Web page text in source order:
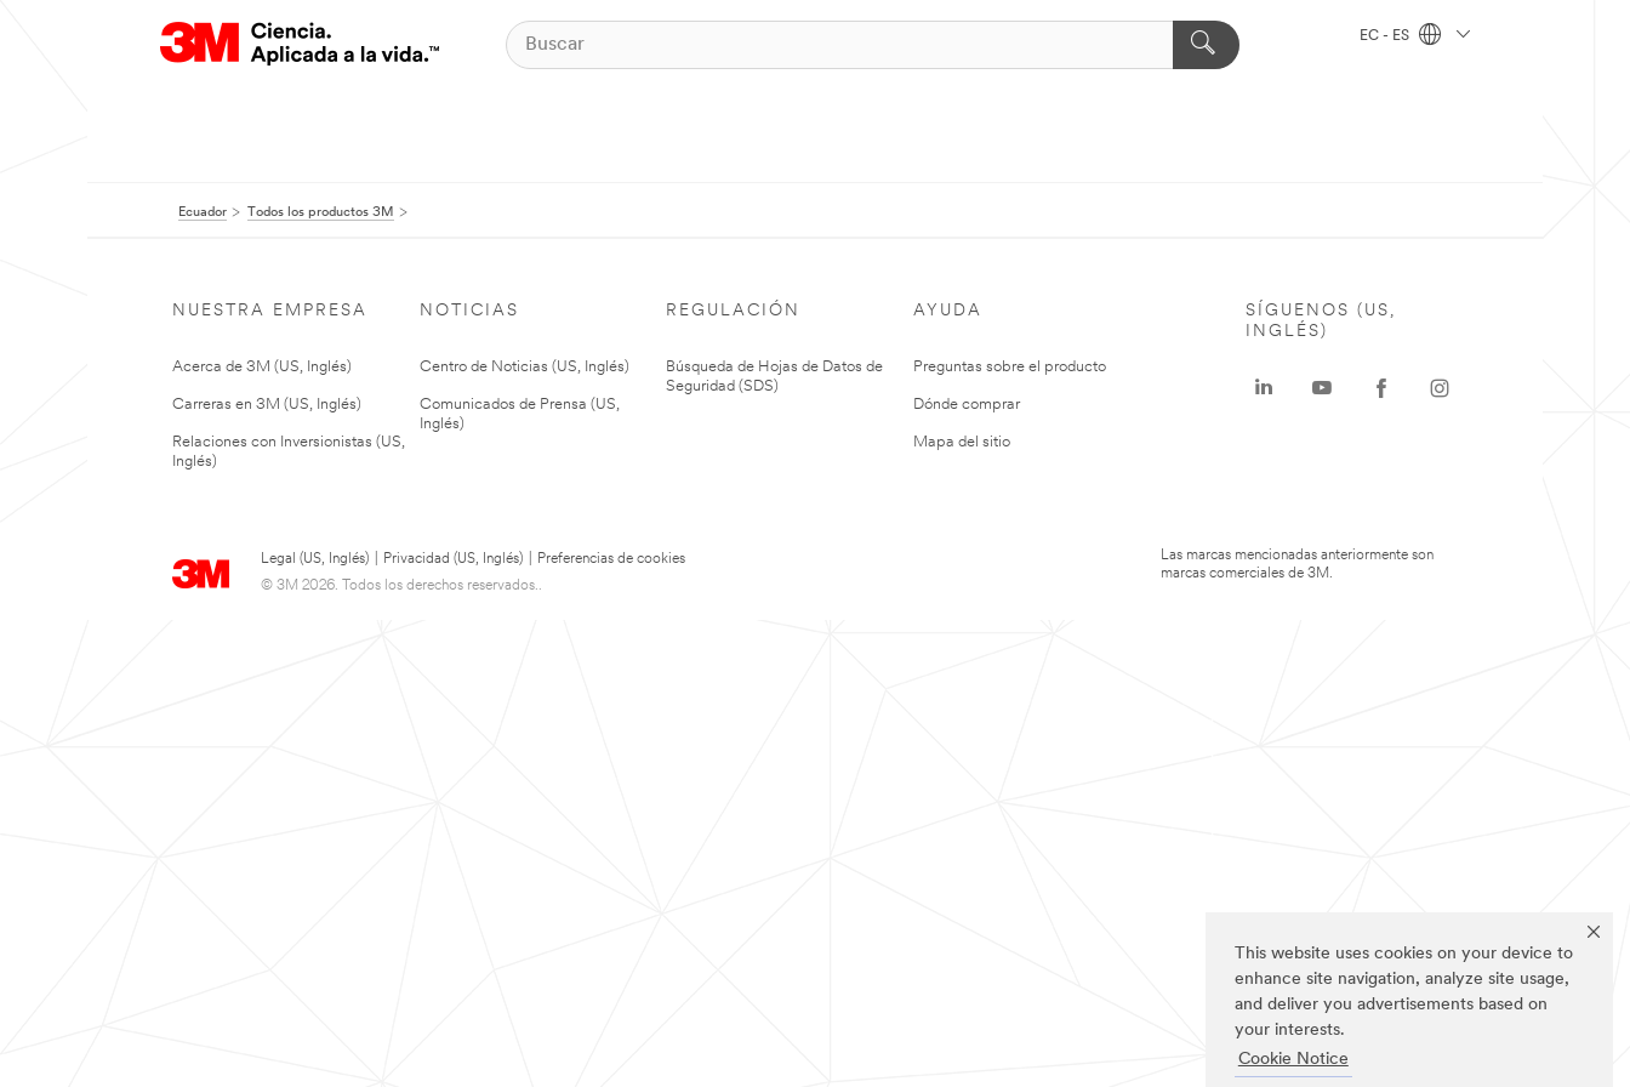
This website uses cookies on your device to
enhance site navigation, analyze site usage,
and deliver you advertisements based on
your interests.
Cookie Notice
EC - ES
Ecuador Todos los productos 3M
NUESTRA EMPRESA
Acerca de 3M (US, Inglés)
Carreras en 3M (US, Inglés)
Relaciones con Inversionistas (US,
Inglés)
NOTICIAS
Centro de Noticias (US, Inglés)
Comunicados de Prensa (US,
Inglés)
REGULACIÓN
Búsqueda de Hojas de Datos de
Seguridad (SDS)
AYUDA
Preguntas sobre el producto
Dónde comprar
Mapa del sitio
Legal (US, Inglés) Privacidad (US, Inglés)
Preferencias de cookies
© 3M 2026. Todos los derechos reservados..
SÍGUENOS (US,
INGLÉS)
Las marcas mencionadas anteriormente son
marcas comerciales de 3M.